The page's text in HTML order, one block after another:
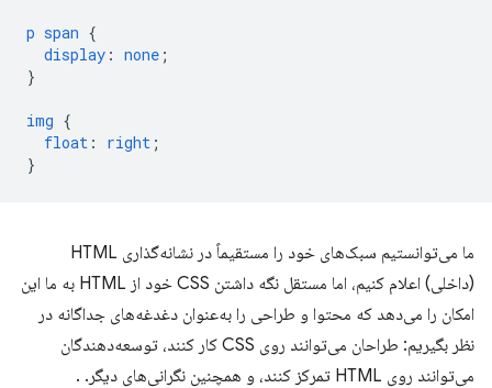
p span {
display : none ;
}
img {
float : right ;
}
ما می‌توانستیم سبک‌های خود را مستقیماً در نشانه‌گذاری HTML
(داخلی) اعلام کنیم، اما مستقل نگه داشتن CSS خود از HTML به ما این
امکان را می‌دهد که محتوا و طراحی را به‌عنوان دغدغه‌های جداگانه در
نظر بگیریم: طراحان می‌توانند روی CSS کار کنند، توسعه‌دهندگان
می‌توانند روی HTML تمرکز کنند، و همچنین نگرانی‌های دیگر. .